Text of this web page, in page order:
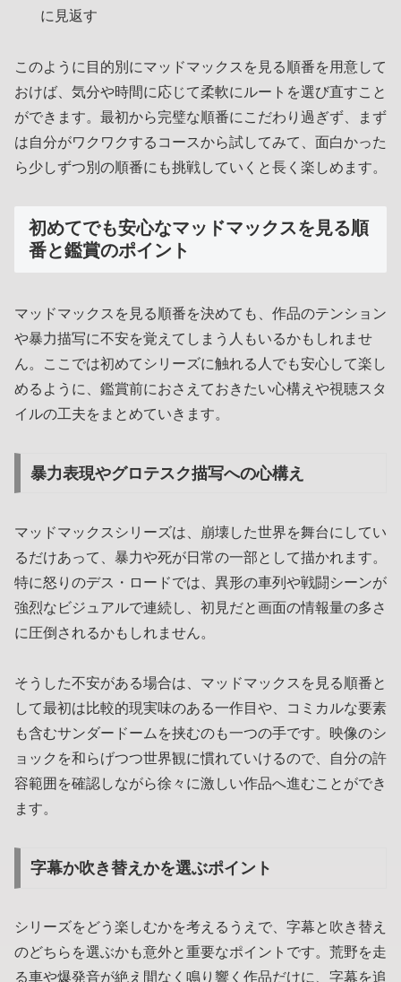
に見返す
このように目的別にマッドマックスを見る順番を用意して
おけば、気分や時間に応じて柔軟にルートを選び直すこと
ができます。最初から完璧な順番にこだわり過ぎず、まず
は自分がワクワクするコースから試してみて、面白かった
ら少しずつ別の順番にも挑戦していくと長く楽しめます。
初めてでも安心なマッドマックスを見る順
番と鑑賞のポイント
マッドマックスを見る順番を決めても、作品のテンション
や暴力描写に不安を覚えてしまう人もいるかもしれませ
ん。ここでは初めてシリーズに触れる人でも安心して楽し
めるように、鑑賞前におさえておきたい心構えや視聴スタ
イルの工夫をまとめていきます。
暴力表現やグロテスク描写への心構え
マッドマックスシリーズは、崩壊した世界を舞台にしてい
るだけあって、暴力や死が日常の一部として描かれます。
特に怒りのデス・ロードでは、異形の車列や戦闘シーンが
強烈なビジュアルで連続し、初見だと画面の情報量の多さ
に圧倒されるかもしれません。
そうした不安がある場合は、マッドマックスを見る順番と
して最初は比較的現実味のある一作目や、コミカルな要素
も含むサンダードームを挟むのも一つの手です。映像のシ
ョックを和らげつつ世界観に慣れていけるので、自分の許
容範囲を確認しながら徐々に激しい作品へ進むことができ
ます。
字幕か吹き替えかを選ぶポイント
シリーズをどう楽しむかを考えるうえで、字幕と吹き替え
のどちらを選ぶかも意外と重要なポイントです。荒野を走
る車や爆発音が絶え間なく鳴り響く作品だけに、字幕を追